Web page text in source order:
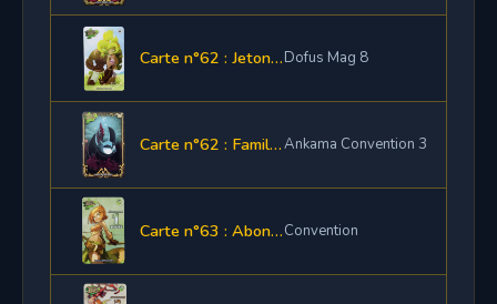
Carte n°62 : Jeton de loterieDofus Mag 8
Carte n°62 : Familier Chauve-sourisAnkama Convention 3
Carte n°63 : Abonnement 1 moisConvention